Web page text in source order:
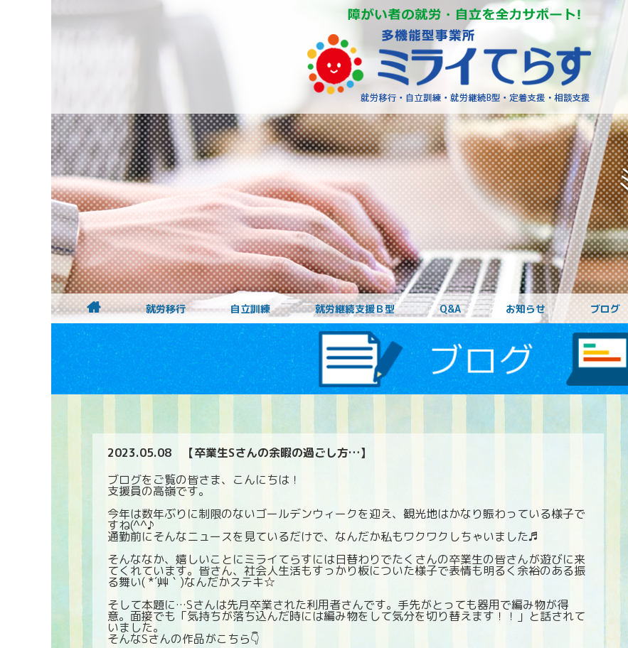
障が
就労移行 自立訓練 就労継続支援Ｂ型 Q&A お知らせ ブログ
2023.05.08
【卒業生Sさんの余暇の過ごし方…】
ブログをご覧の皆さま、こんにちは！
支援員の高嶺です。
今年は数年ぶりに制限のないゴールデンウィークを迎え、観光地はかなり賑わっている様子で
すね(^^♪
通勤前にそんなニュースを見ているだけで、なんだか私もワクワクしちゃいました♬
そんななか、嬉しいことにミライてらすには日替わりでたくさんの卒業生の皆さんが遊びに来
てくれています。皆さん、社会人生活もすっかり板についた様子で表情も明るく余裕のある振
る舞い( *´艸｀)なんだかステキ☆
そして本題に…Sさんは先月卒業された利用者さんです。手先がとっても器用で編み物が得
意。面接でも「気持ちが落ち込んだ時には編み物をして気分を切り替えます！！」と話されて
いました。
そんなSさんの作品がこちら👇